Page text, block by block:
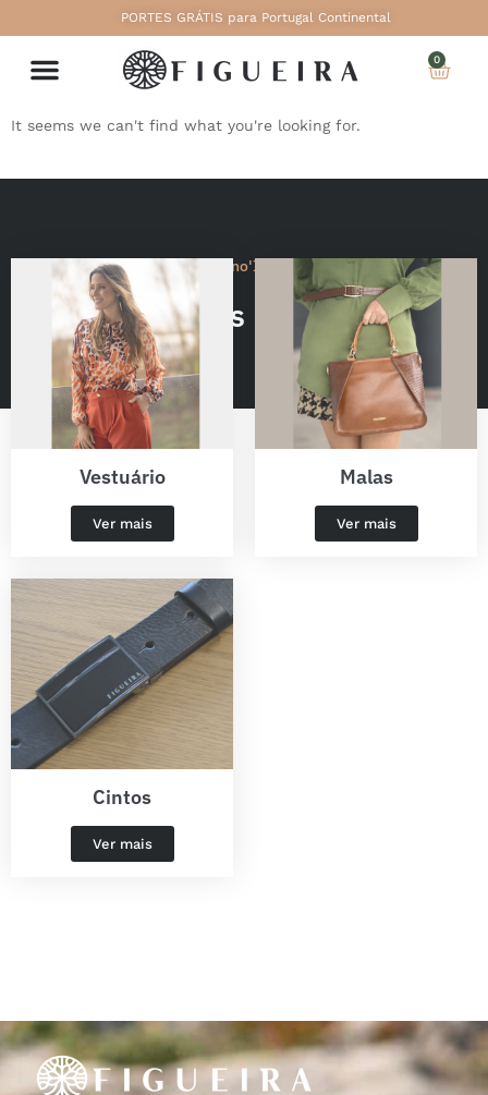
PORTES GRÁTIS para Portugal Continental
0
It seems we can't find what you're looking for.
Coleção Outono'Inverno 25/26
Categorias Populares
Vestuário
Ver mais
Malas
Ver mais
Cintos
Ver mais